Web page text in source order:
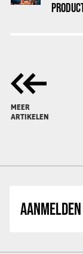
MEER
ARTIKELEN